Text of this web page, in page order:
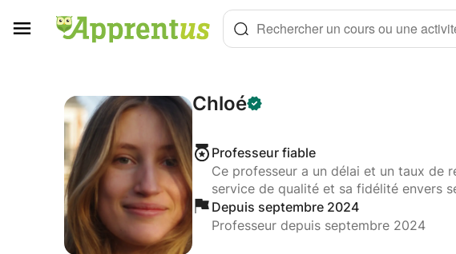
Rechercher un cours ou une
Chloé
Professeur fiable
Ce professeur a un délai et un taux de
service de qualité et sa fidélité envers
Depuis septembre 2024
Professeur depuis septembre 2024